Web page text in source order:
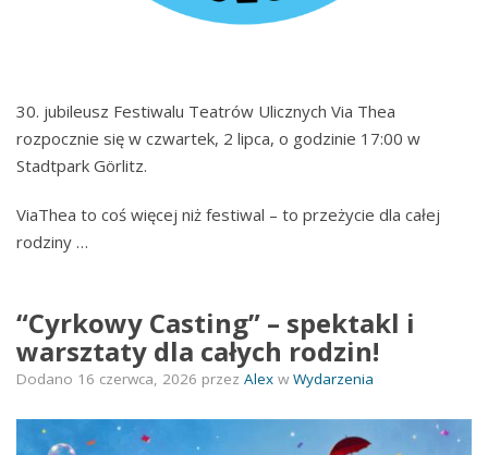
30. jubileusz Festiwalu Teatrów Ulicznych Via Thea
rozpocznie się w czwartek, 2 lipca, o godzinie 17:00 w
Stadtpark Görlitz.
ViaThea to coś więcej niż festiwal – to przeżycie dla całej
rodziny …
“Cyrkowy Casting” – spektakl i
warsztaty dla całych rodzin!
Dodano 16 czerwca, 2026 przez Alex w Wydarzenia